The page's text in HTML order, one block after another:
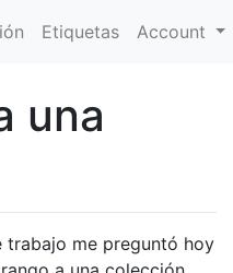
Etiquetas Account
una
trabajo me preguntó hoy